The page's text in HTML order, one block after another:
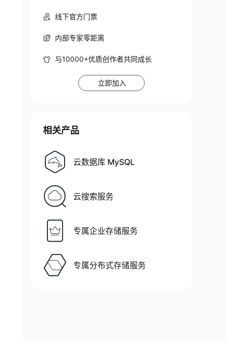
线下官方门票
内部专家零距离
与10000+优质创作者共同成长
立即加入
相关产品
云数据库 MySQL
云搜索服务
专属企业存储服务
专属分布式存储服务